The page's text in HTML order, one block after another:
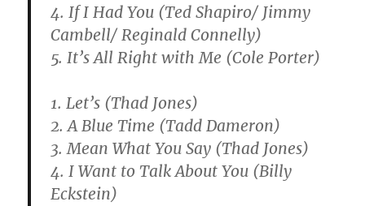
4. If I Had You (Ted Shapiro/ Jimmy
Cambell/ Reginald Connelly)
5. It’s All Right with Me (Cole Porter)
1. Let’s (Thad Jones)
2. A Blue Time (Tadd Dameron)
3. Mean What You Say (Thad Jones)
4. I Want to Talk About You (Billy
Eckstein)